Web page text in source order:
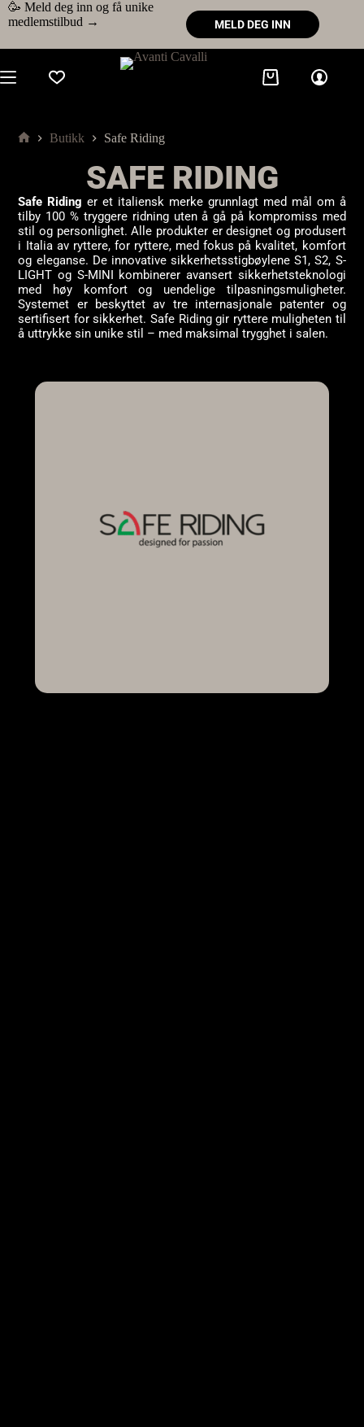
🥳 Meld deg inn og få unike
medlemstilbud →
MELD DEG INN
Butikk Safe Riding
SAFE RIDING
Safe Riding er et italiensk merke grunnlagt med mål om å
tilby 100 % tryggere ridning uten å gå på kompromiss med
stil og personlighet. Alle produkter er designet og produsert
i Italia av ryttere, for ryttere, med fokus på kvalitet, komfort
og eleganse. De innovative sikkerhetsstigbøylene S1, S2, S-
LIGHT og S-MINI kombinerer avansert sikkerhetsteknologi
med høy komfort og uendelige tilpasningsmuligheter.
Systemet er beskyttet av tre internasjonale patenter og
sertifisert for sikkerhet. Safe Riding gir ryttere muligheten til
å uttrykke sin unike stil – med maksimal trygghet i salen.